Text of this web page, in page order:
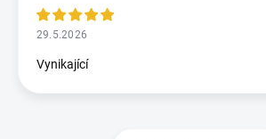
29.5.2026
Vynikající